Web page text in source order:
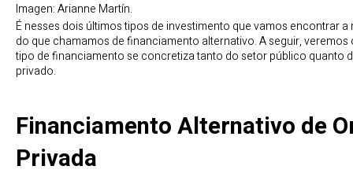
Imagen: Arianne Martín.
É nesses dois últimos tipos de investimento que vamos encontrar a
do que chamamos de financiamento alternativo. A seguir,
tipo de financiamento se concretiza tanto do setor público quanto
privado.
Financiamento Alternativo de
Privada